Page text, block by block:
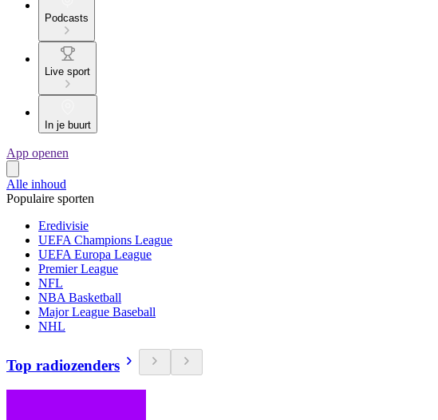
Podcasts
Live sport
In je buurt
App openen
Alle inhoud
Populaire sporten
Eredivisie
UEFA Champions League
UEFA Europa League
Premier League
NFL
NBA Basketball
Major League Baseball
NHL
Top radiozenders